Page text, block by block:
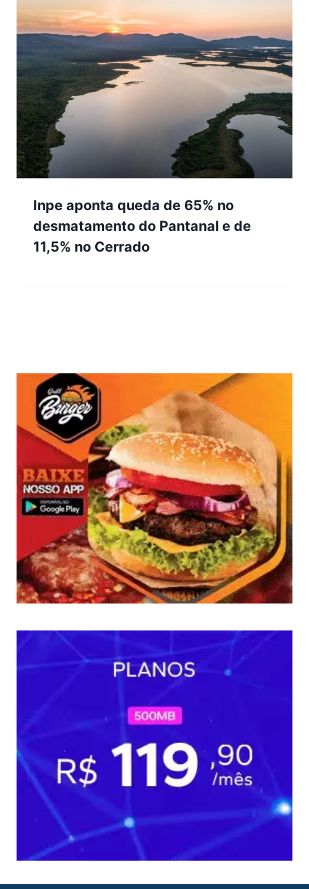
Inpe aponta queda de 65% no
desmatamento do Pantanal e de
11,5% no Cerrado